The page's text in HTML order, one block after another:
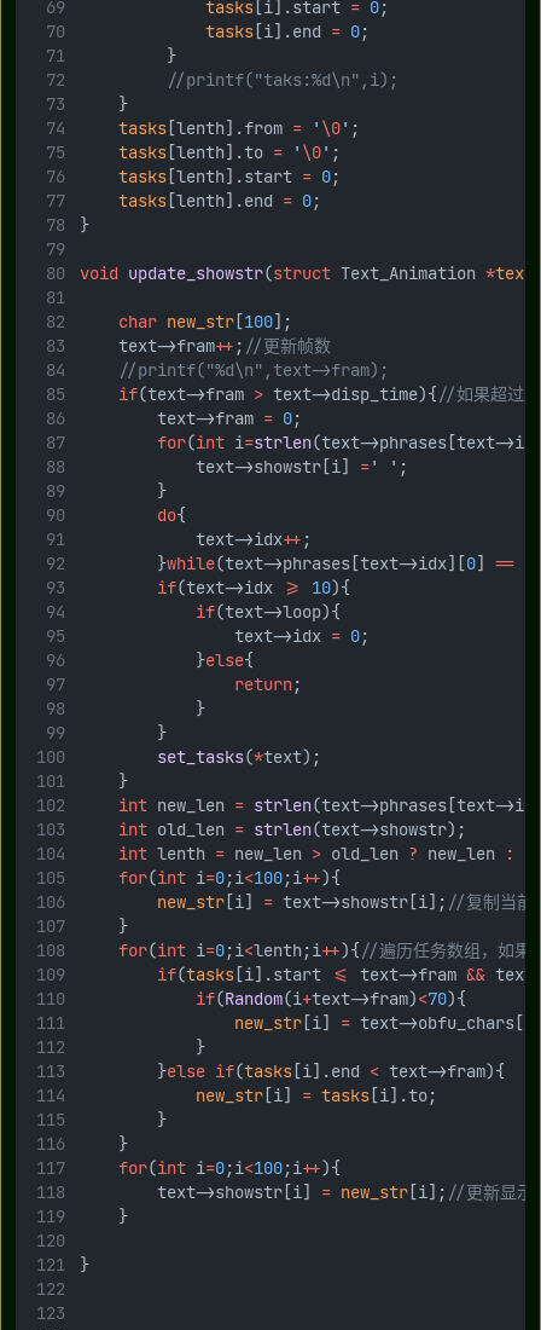
tasks [i].start = 0;
tasks [i].end = 0;
         }
//printf("taks:%d\n",i);
    }
tasks [lenth].from = ' \0' ;
tasks [lenth].to = ' \0' ;
tasks [lenth].start = 0;
tasks [lenth].end = 0;
}
void update_showstr(struct Text_Animation *text
char new_str [100];
    text->fram
++ ; //更新帧数
//printf("%d\n",text->fram);
if(text->fram > text->disp_time){//如果超过
        text->fram
= 0;
for(int i=strlen(text->phrases[text-
            text->showstr[i]
=' ' ;
        }
do{
            text->idx
++ ;
        }
while(text->phrases[text->idx][0] ==
if(text->idx >= 10){
if(text->loop){
                text->idx
= 0;
            }
else{
return;
            }
        }
set_tasks(*text);
    }
int new_len = strlen(text->phrases[text-
int old_len = strlen(text->showstr);
int lenth = new_len > old_len ? new_len :
for(int i=0;i<100;i++){
new_str [i] = text->showstr[i]; //复制当前
    }
for(int i=0;i<lenth;i++){//遍历任务数组，如果
if(tasks [i].start <= text->fram &&
if(Random(i+text->fram)<70){
new_str [i] = text->obfu_chars[
            }
        }
else if(tasks [i].end < text->fram){
new_str [i] = tasks [i].to;
        }
    }
for(int i=0;i<100;i++){
        text->showstr[i]
= new_str [i]; //更新显示
    }
}